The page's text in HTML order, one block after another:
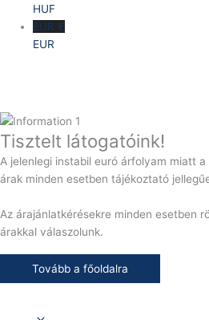
HUF
EUR €
EUR
Tisztelt látogatóink!
A jelenlegi instabil euró árfolyam miatt
árak minden esetben tájékoztató
Az árajánlatkérésekre minden esetben
árakkal válaszolunk.
Tovább a főoldalra